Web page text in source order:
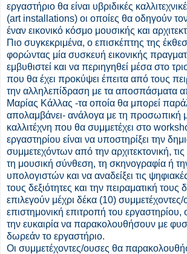
εργαστήριο θα είναι υβριδικές
(art installations) οι οποίες θα οδηγούν
έναν εικονικό κόσμο μουσικής και
Πιο συγκεκριμένα, ο επισκέπτης της
φορώντας μία συσκευή εικονικής
εμβυθιστεί και να περιηγηθεί μέσα στο
που θα έχει προκύψει έπειτα από τους
την αλληλεπίδραση με τα αποσπάσματα
Μαρίας Κάλλας -τα οποία θα μπορεί
απολαμβάνει- ανάλογα με τη προσωπική
καλλιτέχνη που θα συμμετέχει στο
εργαστηρίου είναι να υποστηρίξει την
συμμετεχόντων από την αρχιτεκτονική, τις
τη μουσική σύνθεση, τη σκηνογραφία ή
υπολογιστών και να αναδείξει τις
τους δεξιότητες και την πειραματική τους
επιλεγούν μέχρι δέκα (10)
επιστημονική επιτροπή του εργαστηρίου,
την ευκαιρία να παρακολουθήσουν με
δωρεάν το εργαστήριο.
Οι συμμετέχοντες/ουσες θα